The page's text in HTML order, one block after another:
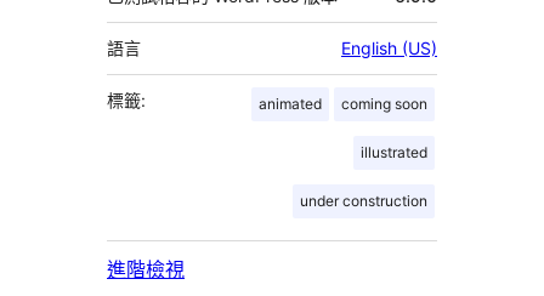
語言 English (US)
標籤: animated coming soon
illustrated
under construction
進階檢視